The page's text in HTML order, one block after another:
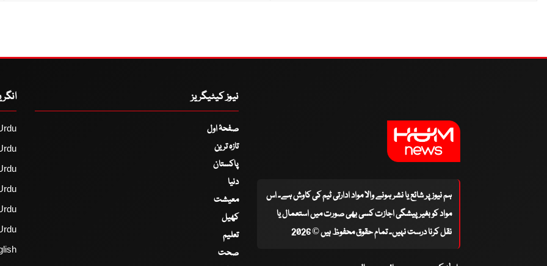
ہم نیوز پر شائع یا نشر ہونے والا مواد ادارتی ٹیم کی کاوش ہے۔ اس
مواد کو بغیر پیشگی اجازت کسی بھی صورت میں استعمال یا
نقل کرنا درست نہیں۔ تمام حقوق محفوظ ہیں © 2026
نیوز کیٹیگریز
صفحۂ اول
تازہ ترین
پاکستان
دنیا
معیشت
کھیل
تعلیم
صحت